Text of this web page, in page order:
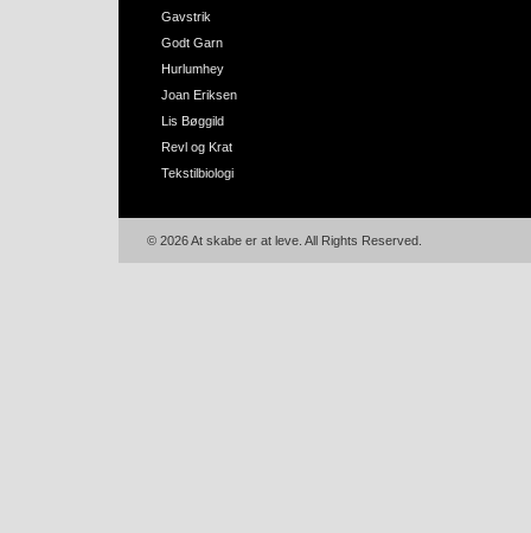
Gavstrik
Godt Garn
Hurlumhey
Joan Eriksen
Lis Bøggild
Revl og Krat
Tekstilbiologi
© 2026 At skabe er at leve. All Rights Reserved.